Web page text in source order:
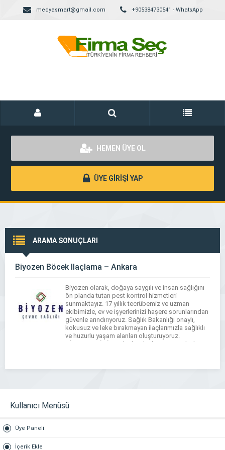
medyasmart@gmail.com +905384730541 - WhatsApp
HEMEN ÜYE OL
ÜYE GİRİŞİ YAP
ARAMA SONUÇLARI
Biyozen Böcek İlaçlama – Ankara
Biyozen olarak, doğaya saygılı ve insan sağlığını
ön planda tutan pest kontrol hizmetleri
sunmaktayız. 17 yıllık tecrübemiz ve uzman
ekibimizle, ev ve işyerlerinizi haşere sorunlarından
güvenle arındırıyoruz. Sağlık Bakanlığı onaylı,
kokusuz ve leke bırakmayan ilaçlarımızla sağlıklı
ve huzurlu yaşam alanları oluşturuyoruz.
HİZMETLERİMİZ Açık alan ilaçlama , Kapalı alan
Kullanıcı Menüsü
Üye Paneli
İçerik Ekle